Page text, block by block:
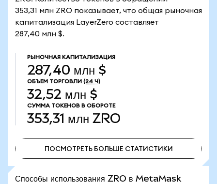
353,31 млн ZRO показывает, что общая рыночная
капитализация LayerZero составляет
287,40 млн $.
РЫНОЧНАЯ КАПИТАЛИЗАЦИЯ
287,40 млн $
ОБЪЕМ ТОРГОВЛИ (24 Ч)
32,52 млн $
СУММА ТОКЕНОВ В ОБОРОТЕ
353,31 млн ZRO
ПОСМОТРЕТЬ БОЛЬШЕ СТАТИСТИКИ
Способы использования ZRO в MetaMask